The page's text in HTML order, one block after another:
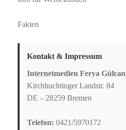
Fakten
Kontakt & Impressum
Internetmedien Ferya Gülcan
Kirchhuchtinger Landstr. 84
DE – 28259 Bremen
Telefon: 0421/5970172